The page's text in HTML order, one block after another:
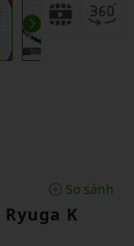
So sánh
K